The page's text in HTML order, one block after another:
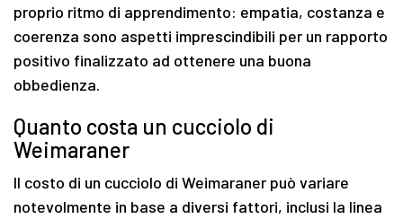
proprio ritmo di apprendimento: empatia, costanza e
coerenza sono aspetti imprescindibili per un rapporto
positivo finalizzato ad ottenere una buona
obbedienza.
Quanto costa un cucciolo di
Weimaraner
Il costo di un cucciolo di Weimaraner può variare
notevolmente in base a diversi fattori, inclusi la linea